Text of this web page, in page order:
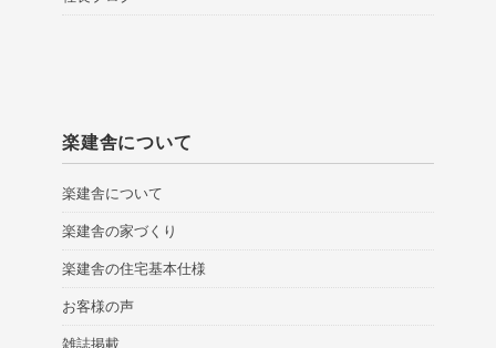
楽建舎について
楽建舎について
楽建舎の家づくり
楽建舎の住宅基本仕様
お客様の声
雑誌掲載